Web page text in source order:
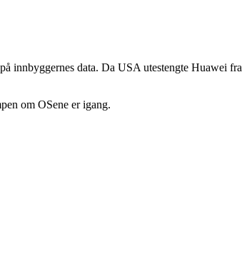
innbyggernes data. Da USA utestengte Huawei
om OSene er igang.